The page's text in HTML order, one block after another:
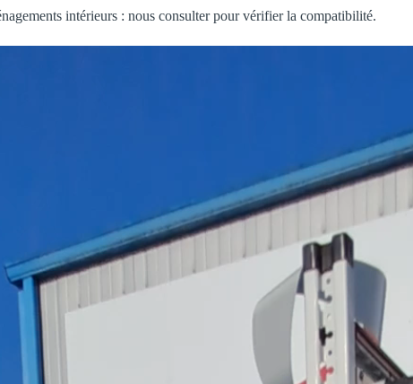
intérieurs : nous consulter pour vérifier la compatibilité.